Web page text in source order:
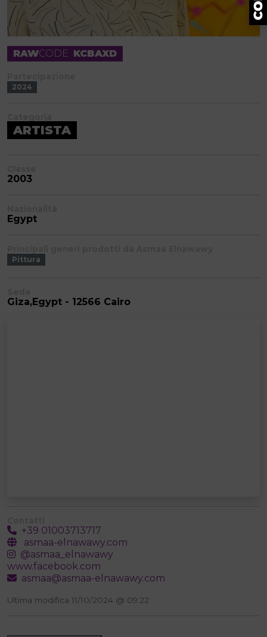
RAWCODE KCBAXD
2024
ARTISTA
2003
Egypt
Pittura
Giza,Egypt - 12566 Cairo
+39 01003713717
asmaa-elnawawy.com
@asmaa_elnawawy
www.facebook.com
asmaa@asmaa-elnawawy.com
Ultima modifica 11/10/2024 @ 09:22